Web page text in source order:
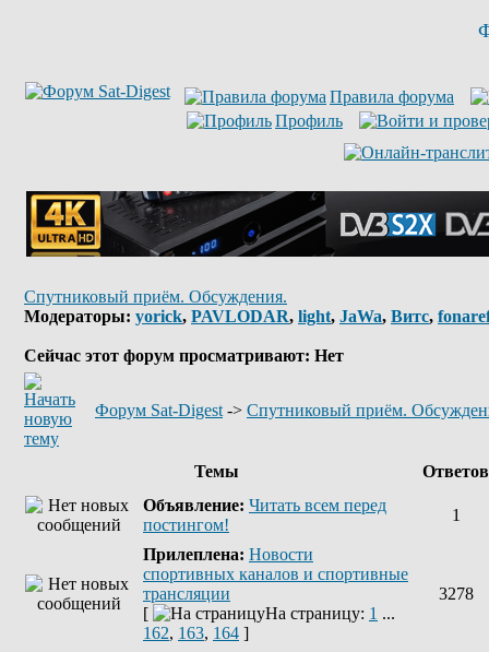
Правила форума
Профиль
Спутниковый приём. Обсуждения.
Модераторы: yorick, PAVLODAR, light, JaWa, Витс,
Сейчас этот форум просматривают: Нет
Форум Sat-Digest -> Спутниковый приём.
Темы
Объявление: Читать всем перед
постингом!
1
Прилеплена: Новости
спортивных каналов и спортивные
трансляции
[
На страницу: 1 ...
162, 163, 164 ]
3278